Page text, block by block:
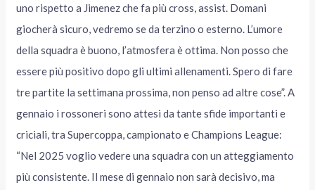
uno rispetto a Jimenez che fa più cross, assist. Domani
giocherà sicuro, vedremo se da terzino o esterno. L’umore
della squadra è buono, l’atmosfera è ottima. Non posso che
essere più positivo dopo gli ultimi allenamenti. Spero di fare
tre partite la settimana prossima, non penso ad altre cose”. A
gennaio i rossoneri sono attesi da tante sfide importanti e
criciali, tra Supercoppa, campionato e Champions League:
“Nel 2025 voglio vedere una squadra con un atteggiamento
più consistente. Il mese di gennaio non sarà decisivo, ma